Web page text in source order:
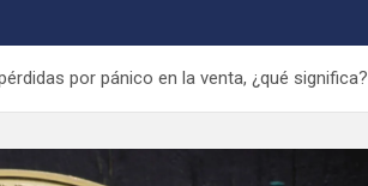
por pánico en la venta, ¿qué significa?